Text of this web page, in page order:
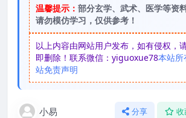
温馨提示： 部分玄学、武术、医学等资
请勿模仿学习，仅供参考！
以上内容由网站用户发布，如有侵权，
即删除！联系微信：yiguoxue78本站所
站免责声明
小易 分享 收